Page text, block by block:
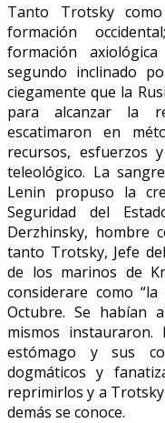
Tanto Trotsky
formación
formación
segundo inclinado
ciegamente que la
para alcanzar la
escatimaron en
recursos, esfuerzos
teleológico. La
Lenin propuso la
Seguridad del
Derzhinsky, hombre
tanto Trotsky, Jefe
de los marinos de
considerare como
Octubre. Se habían
mismos
estómago y sus
dogmáticos y
reprimirlos y a
demás se conoce.